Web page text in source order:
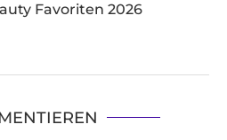
Favoriten 2026